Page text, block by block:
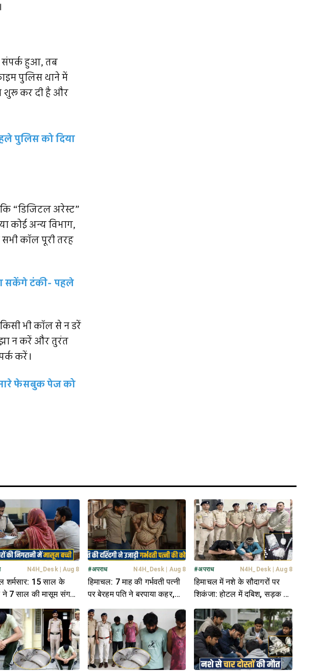
संपर्क हुआ, तब
पुलिस थाने में
शुरू कर दी है और
पुलिस को दिया
“डिजिटल अरेस्ट”
कोई अन्य विभाग,
कॉल पूरी तरह
सकेंगे टंकी- पहले
भी कॉल से न डरें
न करें और तुरंत
करें।
फेसबुक पेज को
N4H_Desk| Aug 8
शर्मसार: 15 साल के
ने 7 साल की मासूम संग
#अपराध N4H_Desk | Aug 8
हिमाचल: 7 माह की गर्भवती पत्नी
पर बेरहम पति ने बरपाया कहर,
#अपराध N4H_Desk | Aug 8
हिमाचल में नशे के सौदागरों पर
शिकंजा: होटल में दबिश, सड़क पर